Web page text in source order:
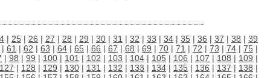
| 25 | 26 | 27 | 28 | 29 | 30 | 31 | 32 | 33 | 34 | 35 | 36 | 37 | 38 | 39
| 61 | 62 | 63 | 64 | 65 | 66 | 67 | 68 | 69 | 70 | 71 | 72 | 73 | 74 | 75 |
| 98 | 99 | 100 | 101 | 102 | 103 | 104 | 105 | 106 | 107 | 108 | 109 |
127 | 128 | 129 | 130 | 131 | 132 | 133 | 134 | 135 | 136 | 137 | 138 |